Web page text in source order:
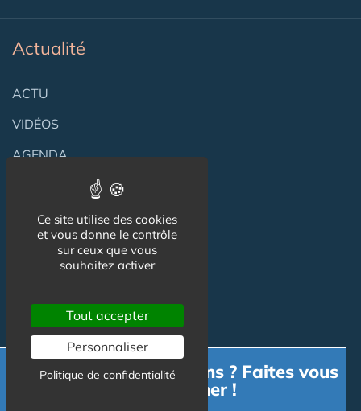
Actualité
ACTU
VIDÉOS
AGENDA
Newsletter
Reseaux Sociaux
Besoin d'informations ? Faites vous
accompagner !
Ce site utilise des cookies
et vous donne le contrôle
sur ceux que vous
souhaitez activer
Tout accepter
Personnaliser
Politique de confidentialité